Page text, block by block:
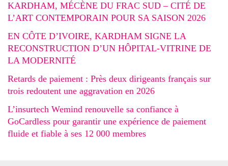
KARDHAM, MÉCÈNE DU FRAC SUD – CITÉ DE
L’ART CONTEMPORAIN POUR SA SAISON 2026
EN CÔTE D’IVOIRE, KARDHAM SIGNE LA
RECONSTRUCTION D’UN HÔPITAL-VITRINE DE
LA MODERNITÉ
Retards de paiement : Près deux dirigeants français sur
trois redoutent une aggravation en 2026
L’insurtech Wemind renouvelle sa confiance à
GoCardless pour garantir une expérience de paiement
fluide et fiable à ses 12 000 membres